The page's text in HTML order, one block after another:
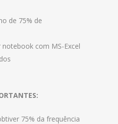
de 75% de
com MS-Excel
75% da frequência